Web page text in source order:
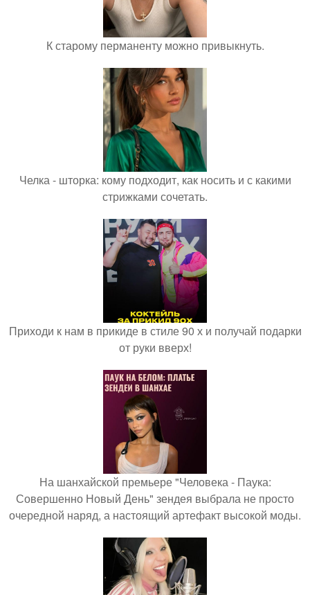
К старому перманенту можно привыкнуть.
Челка - шторка: кому подходит, как носить и с какими
стрижками сочетать.
Приходи к нам в прикиде в стиле 90 х и получай подарки
от руки вверх!
На шанхайской премьере "Человека - Паука:
Совершенно Новый День" зендея выбрала не просто
очередной наряд, а настоящий артефакт высокой моды.